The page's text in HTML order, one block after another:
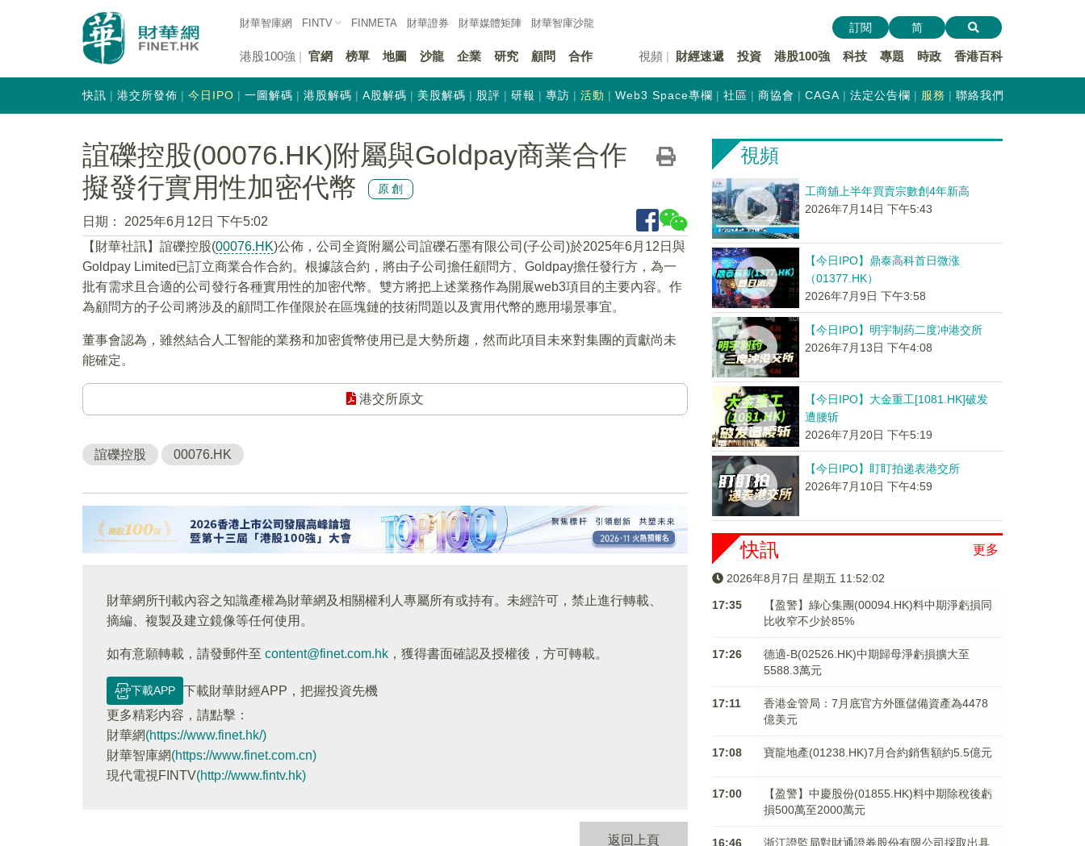
財華智庫網 FINTV FINMETA 財華證券 財華媒體矩陣 財華智庫沙龍
港股100強 官網 榜單 地圖 沙龍 企業 研究 顧問 合作 視頻 財經速遞 投資 港股100強 科技 專題 時政 香港百科
訂閱 简
快訊 港交所發佈 今日IPO 一圖解碼 港股解碼 A股解碼 美股解碼 股評 研報 專訪 活動 Web3 Space專欄 社區 商協會 CAGA 法定公告欄 服務 聯絡我們
誼礫控股(00076.HK)附屬與Goldpay商業合作
擬發行實用性加密代幣
原創
日期：
2025年6月12日 下午5:02
【財華社訊】誼礫控股(00076.HK)公佈，公司全資附屬公司誼礫石墨有限公司(子公司)於2025年6月12日與
Goldpay Limited已訂立商業合作合約。根據該合約，將由子公司擔任顧問方、Goldpay擔任發行方，為一
批有需求且合適的公司發行各種實用性的加密代幣。雙方將把上述業務作為開展web3項目的主要內容。作
為顧問方的子公司將涉及的顧問工作僅限於在區塊鏈的技術問題以及實用代幣的應用場景事宜。
董事會認為，雖然結合人工智能的業務和加密貨幣使用已是大勢所趨，然而此項目未來對集團的貢獻尚未
能確定。
港交所原文
誼礫控股 00076.HK
財華網所刊載內容之知識產權為財華網及相關權利人專屬所有或持有。未經許可，禁止進行轉載、
摘編、複製及建立鏡像等任何使用。
如有意願轉載，請發郵件至 content@finet.com.hk ，獲得書面確認及授權後，方可轉載。
下載APP
下載財華財經APP，把握投資先機
更多精彩内容，請點擊：
財華網(https://www.finet.hk/)
財華智庫網(https://www.finet.com.cn)
現代電視FINTV(http://www.fintv.hk)
返回上頁
視頻
工商舖上半年買賣宗數創4年新高
2026年7月14日 下午5:43
【今日IPO】鼎泰高科首日微涨
（01377.HK）
2026年7月9日 下午3:58
【今日IPO】明宇制药二度冲港交所
2026年7月13日 下午4:08
【今日IPO】大金重工[1081.HK]破发
遭腰斩
2026年7月20日 下午5:19
【今日IPO】盯盯拍递表港交所
2026年7月10日 下午4:59
更多
快訊
2026年8月7日 星期五 11:52:03
17:35
【盈警】綠心集團(00094.HK)料中期淨虧損同
比收窄不少於85%
17:26
德適-B(02526.HK)中期歸母淨虧損擴大至
5588.3萬元
17:11
香港金管局：7月底官方外匯儲備資產為4478
億美元
17:08 寶龍地產(01238.HK)7月合約銷售額約5.5億元
17:00
【盈警】中慶股份(01855.HK)料中期除稅後虧
損500萬至2000萬元
16:46
浙江證監局對財通證券股份有限公司採取出具